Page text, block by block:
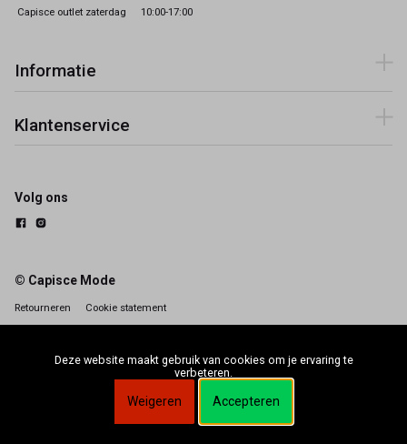
Capisce outlet zaterdag
10:00-17:00
Informatie
Klantenservice
Volg ons
© Capisce Mode
Retourneren Cookie statement
Deze website maakt gebruik van cookies om je ervaring te
verbeteren.
Weigeren Accepteren